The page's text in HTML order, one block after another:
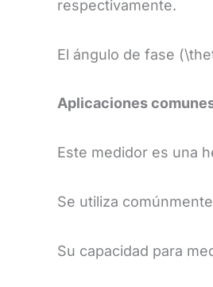
respectivamente.
El ángulo de fase
​Aplicaciones
​Este medidor es una
Se utiliza
Su capacidad para